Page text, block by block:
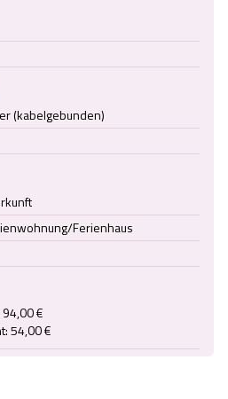
(kabelgebunden)
Ferienhaus
€
54,00 €